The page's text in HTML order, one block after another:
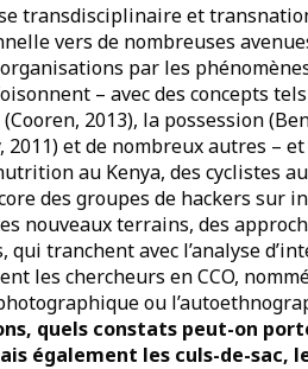
transdisciplinaire et
vers de nombreuses
par les
– avec des concepts
2013), la possession
2011) et de nombreux autres –
au Kenya, des cyclistes
des groupes de hackers sur
nouveaux terrains, des
qui tranchent avec l’analyse
les chercheurs en CCO,
ou
quels constats peut-on
également les culs-de-sac,